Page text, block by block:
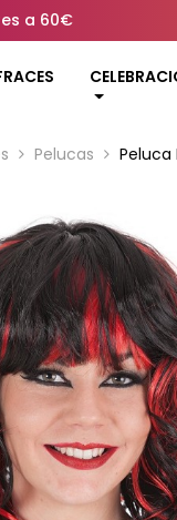
a 60€
Pelucas Peluca